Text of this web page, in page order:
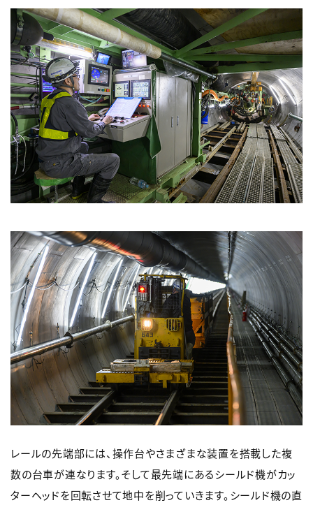
レールの先端部には、操作台やさまざまな装置を搭載した複
数の台車が連なります。そして最先端にあるシールド機がカッ
ターヘッドを回転させて地中を削っていきます。シールド機の直